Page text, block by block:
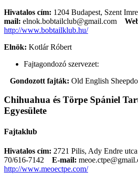
Hivatalos cím: 1204 Budapest, Szent
mail: elnok.bobtailclub@gmail.com
http://www.bobtailklub.hu/
Elnök: Kotlár Róbert
Fajtagondozó szervezet:
Gondozott fajták: Old English
Chihuahua és Törpe Spániel
Egyesülete
Fajtaklub
Hivatalos cím: 2721 Pilis, Ady Endre
70/616-7142
E-mail:
http://www.meoectpe.com/